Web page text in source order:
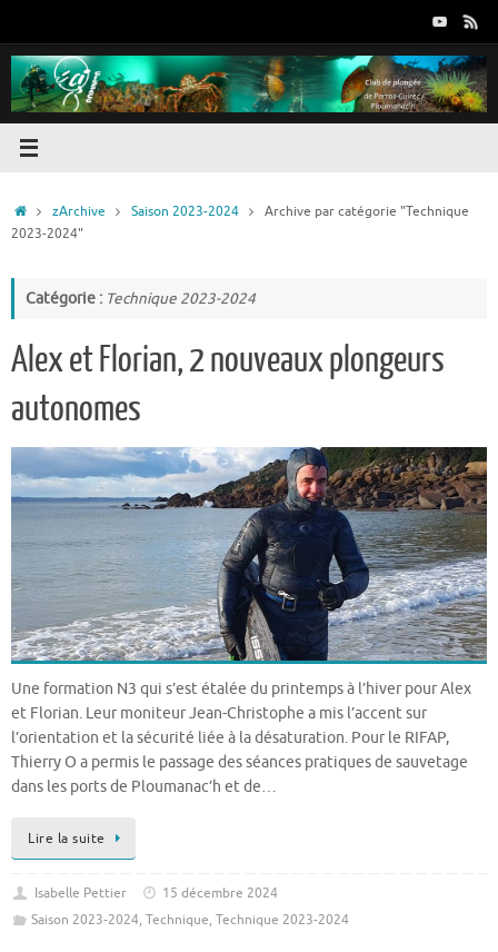
contenu
Accueil
zArchive Saison 2023-2024
Archive par catégorie "Technique
2023-2024"
Catégorie : Technique 2023-2024
Alex et Florian, 2 nouveaux plongeurs
autonomes
Une formation N3 qui s’est étalée du printemps à l’hiver pour Alex
et Florian. Leur moniteur Jean-Christophe a mis l’accent sur
l’orientation et la sécurité liée à la désaturation. Pour le RIFAP,
Thierry O a permis le passage des séances pratiques de sauvetage
dans les ports de Ploumanac’h et de…
Lire la suite
Isabelle Pettier
15 décembre 2024
Saison 2023-2024, Technique, Technique 2023-2024